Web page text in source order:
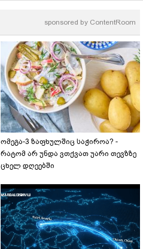
sponsored by ContentRoom
ომეგა-3 ზაფხულშიც საჭიროა? -
რატომ არ უნდა ვთქვათ უარი თევზზე
ცხელ დღეებში